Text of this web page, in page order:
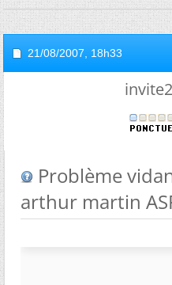
21/08/2007, 18h33
Problème
arthur martin